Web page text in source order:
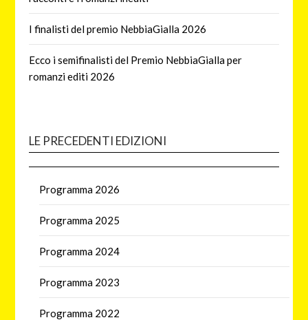
I finalisti del premio NebbiaGialla 2026
Ecco i semifinalisti del Premio NebbiaGialla per
romanzi editi 2026
LE PRECEDENTI EDIZIONI
Programma 2026
Programma 2025
Programma 2024
Programma 2023
Programma 2022